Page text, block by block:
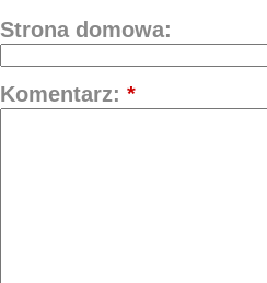
Strona domowa:
Komentarz: *